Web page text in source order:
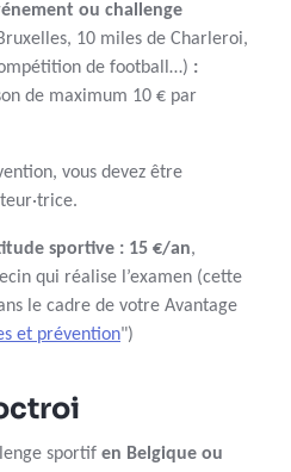
ou challenge
10 miles de Charleroi,
de football…) :
de maximum 10 € par
vous devez être
sportive : 15 €/an,
qui réalise l’examen (cette
le cadre de votre Avantage
et prévention")
sportif en Belgique ou